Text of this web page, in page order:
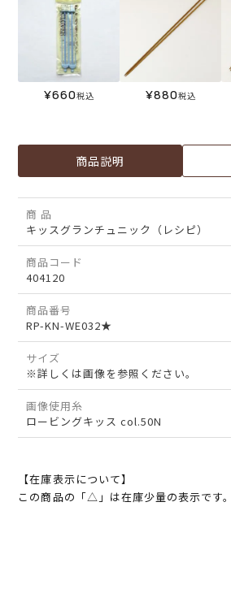
¥660税込 ¥880税込
商品説明
商 品
キッスグランチュニック（レシピ）
商品コード
404120
商品番号
RP-KN-WE032★
サイズ
※詳しくは画像を参照ください。
画像使用糸
ロービングキッス col.50N
【在庫表示について】
この商品の「△」は在庫少量の表示です。